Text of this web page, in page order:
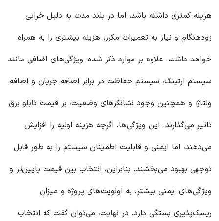
هزینه کمتری داشته باشد، اما در بلند مدت به دلیل خرابی
زودهنگام و نیاز به تعمیرات مکرر، هزینه بیشتری را به همراه
خواهد داشت. علاوه بر موارد ذکر شده، ویژگی‌های اضافی مانند
سیستم ارتینگ، سیستم حفاظت در برابر اضافه جریان و اضافه
ولتاژ، و همچنین وجود نشانگرهای وضعیت، بر قیمت تابلو برق
تاثیر می‌گذارند. این ویژگی‌ها، اگرچه هزینه اولیه را افزایش
می‌دهند، اما ایمنی و قابلیت اطمینان سیستم را به طور قابل
توجهی بهبود می‌بخشند. بنابراین، انتخاب بین قیمت پایین‌تر و
ویژگی‌های ایمنی بیشتر، به اولویت‌های پروژه و میزان
ریسک‌پذیری بستگی دارد. در نهایت، می‌توان گفت که انتخاب